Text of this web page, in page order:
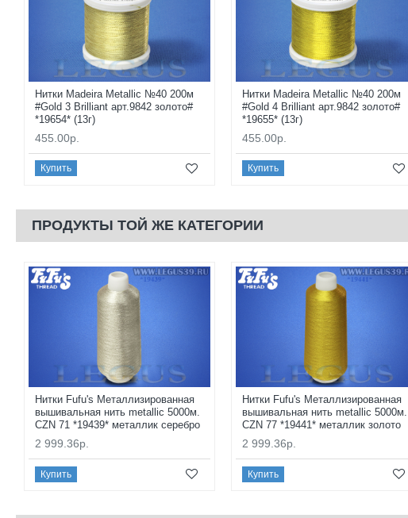
Нитки Madeira Metallic №40 200м
#Gold 3 Brilliant арт.9842 золото#
*19654* (13г)
455.00р.
Купить
Нитки Madeira Metallic №40 200м
#Gold 4 Brilliant арт.9842 золото#
*19655* (13г)
455.00р.
Купить
ПРОДУКТЫ ТОЙ ЖЕ КАТЕГОРИИ
Нитки Fufu's Металлизированная
вышивальная нить metallic 5000м.
CZN 71 *19439* металлик серебро
2 999.36р.
Купить
Нитки Fufu's Металлизированная
вышивальная нить metallic 5000м.
CZN 77 *19441* металлик золото
2 999.36р.
Купить